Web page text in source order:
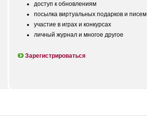
доступ к обновлениям
посылка виртуальных подарков и писем
участие в играх и конкурсах
личный журнал и многое другое
Зарегистрироваться